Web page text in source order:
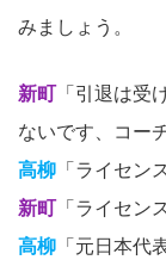
みましょう。
新町 「引退は受
ないです、コー
高柳 「ライセン
新町 「ライセ
高柳 「元日本代